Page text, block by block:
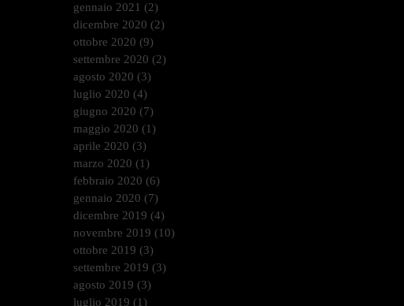
gennaio 2021 (2)
dicembre 2020 (2)
ottobre 2020 (9)
settembre 2020 (2)
agosto 2020 (3)
luglio 2020 (4)
giugno 2020 (7)
maggio 2020 (1)
aprile 2020 (3)
marzo 2020 (1)
febbraio 2020 (6)
gennaio 2020 (7)
dicembre 2019 (4)
novembre 2019 (10)
ottobre 2019 (3)
settembre 2019 (3)
agosto 2019 (3)
luglio 2019 (1)